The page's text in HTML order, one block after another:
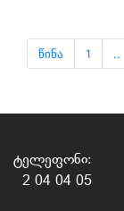
წინა 1 ..
ტელეფონი:
2 04 04 05